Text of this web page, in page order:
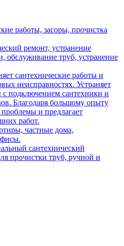
работы, засоры, прочистка
ремонт, устранение
обслуживание труб, устранение
сантехнические работы и
неисправностях. Устраняет
подключением сантехники и
Благодаря большому опыту
и предлагает
работ.
частные дома,
сантехнический
прочистки труб, ручной и